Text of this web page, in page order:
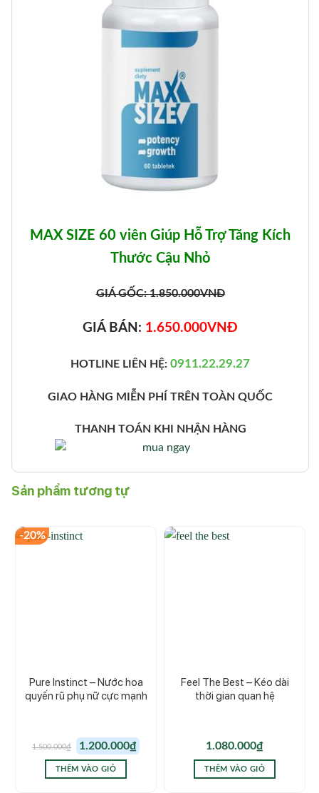
MAX SIZE 60 viên Giúp Hỗ Trợ Tăng Kích
Thước Cậu Nhỏ
GIÁ GỐC:1.850.000VNĐ
GIÁ BÁN: 1.650.000VNĐ
HOTLINE LIÊN HỆ: 0911.22.29.27
GIAO HÀNG MIỄN PHÍ TRÊN TOÀN QUỐC
THANH TOÁN KHI NHẬN HÀNG
Sản phẩm tương tự
-20%
Pure Instinct – Nước hoa
quyến rũ phụ nữ cực mạnh
1.500.000₫
Giá
gốc
là:
1.500.000₫.
1.200.000₫ hiện
THÊM VÀO GIỎ
Feel The Best – Kéo dài
thời gian quan hệ
1.080.000₫
THÊM VÀO GIỎ